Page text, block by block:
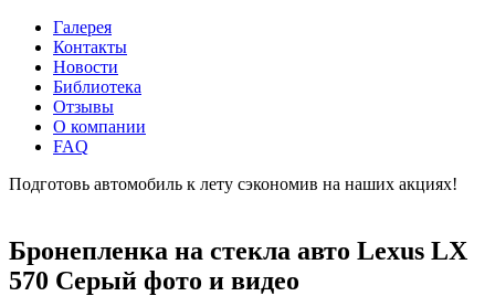
Галерея
Контакты
Новости
Библиотека
Отзывы
О компании
FAQ
Подготовь автомобиль к лету сэкономив на наших акциях!
Бронепленка на стекла авто Lexus LX
570 Серый фото и видео